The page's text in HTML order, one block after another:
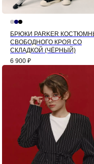
БРЮКИ PARKER
СВОБОДНОГО КРОЯ СО
СКЛАДКОЙ (ЧЁРНЫЙ)
6 900 ₽